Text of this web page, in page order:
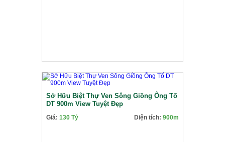
Sở Hữu Biệt Thự Ven Sông Giồng Ông Tố
DT 900m View Tuyệt Đẹp
Giá: 130 Tỷ Diện tích: 900m